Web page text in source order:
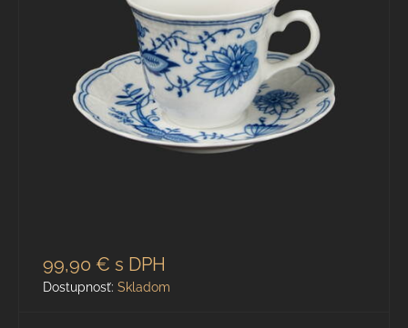
99,90 € s DPH
Dostupnosť: Skladom